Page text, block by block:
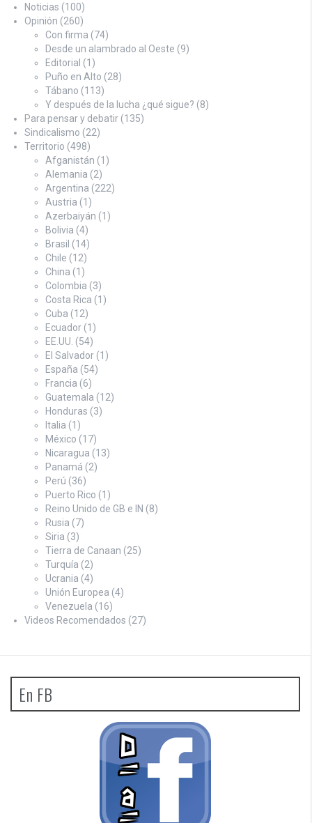
Noticias (100)
Opinión (260)
Con firma (74)
Desde un alambrado al Oeste (9)
Editorial (1)
Puño en Alto (28)
Tábano (113)
Y después de la lucha ¿qué sigue? (8)
Para pensar y debatir (135)
Sindicalismo (22)
Territorio (498)
Afganistán (1)
Alemania (2)
Argentina (222)
Austria (1)
Azerbaiyán (1)
Bolivia (4)
Brasil (14)
Chile (12)
China (1)
Colombia (3)
Costa Rica (1)
Cuba (12)
Ecuador (1)
EE.UU. (54)
El Salvador (1)
España (54)
Francia (6)
Guatemala (12)
Honduras (3)
Italia (1)
México (17)
Nicaragua (13)
Panamá (2)
Perú (36)
Puerto Rico (1)
Reino Unido de GB e IN (8)
Rusia (7)
Siria (3)
Tierra de Canaan (25)
Turquía (2)
Ucrania (4)
Unión Europea (4)
Venezuela (16)
Videos Recomendados (27)
En FB